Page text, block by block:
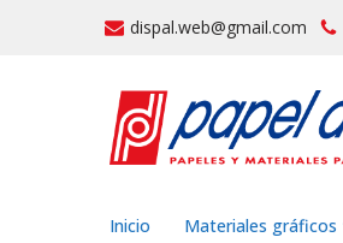
dispal.web@gmail.com
Inicio Materiales gráficos